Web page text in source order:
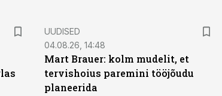
UUDISED
04.08.26, 14:48
Mart Brauer: kolm mudelit, et
tervishoius paremini tööjõudu
planeerida